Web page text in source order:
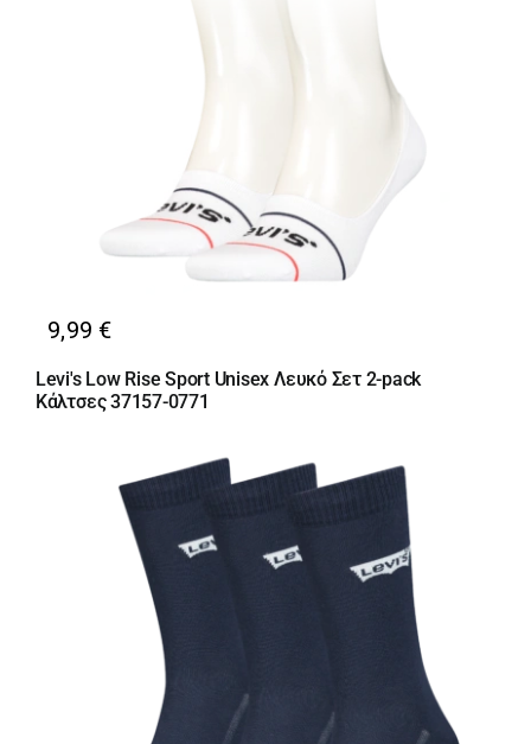
Σχετικά με εμάς
Καλάθι
ENGLISH
9,99 €
Levi's Low Rise Sport Unisex Λευκό Σετ 2-pack
Κάλτσες 37157-0771